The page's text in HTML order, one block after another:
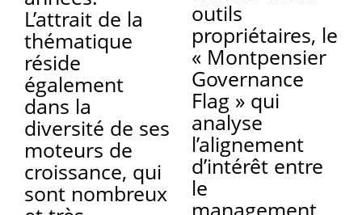
L’attrait de la
thématique
réside
également
dans la
diversité de ses
moteurs de
croissance, qui
sont nombreux
outils
propriétaires, le
« Montpensier
Governance
Flag » qui
analyse
l’alignement
d’intérêt entre
le
management